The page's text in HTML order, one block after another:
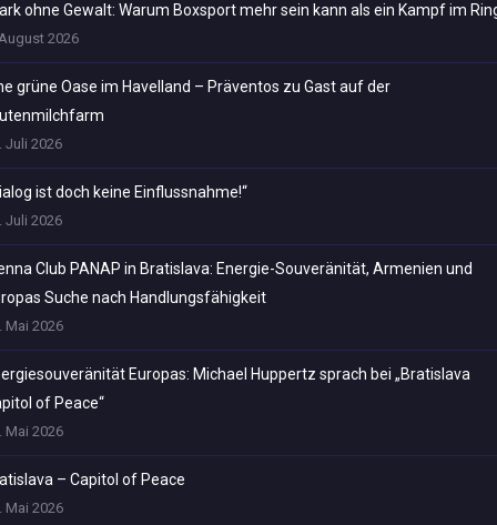
ohne Gewalt: Warum Boxsport mehr sein kann als ein Kampf im
2026
grüne Oase im Havelland – Präventos zu Gast auf der
Juli 2026
ist doch keine Einflussnahme!“
Juli 2026
Club PANAP in Bratislava: Energie-Souveränität, Armenien und
Suche nach Handlungsfähigkeit
Mai 2026
Europas: Michael Huppertz sprach bei „Bratislava
of Peace“
Mai 2026
– Capitol of Peace
Mai 2026